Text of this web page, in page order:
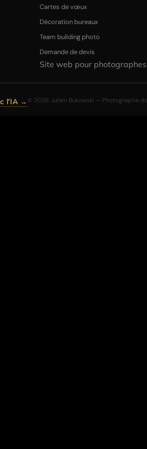
Cartes de vœux
Décoration bureaux
Team building photo
Demande de devis
Site web pour photographes
l’IA → © 2026 Julien Bukowski — Photographe